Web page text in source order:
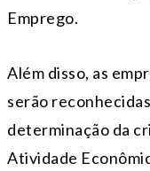
Emprego.
Além disso, as
serão
determinação da
Atividade